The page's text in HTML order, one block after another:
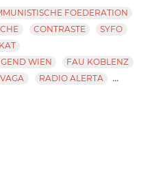
FOEDERATION
CONTRASTE
SYFO
WIEN
FAU KOBLENZ
RADIO ALERTA ...